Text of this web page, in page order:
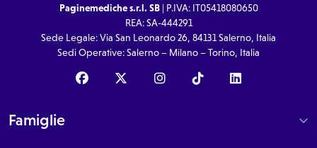
Paginemediche s.r.l. SB| P.IVA: IT05418080650
REA: SA-444291
Sede Legale: Via San Leonardo 26, 84131 Salerno, Italia
Sedi Operative: Salerno – Milano – Torino, Italia
Famiglie